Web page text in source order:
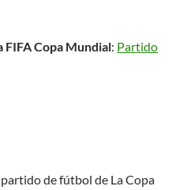
FIFA Copa Mundial: Partido
de fútbol de La Copa